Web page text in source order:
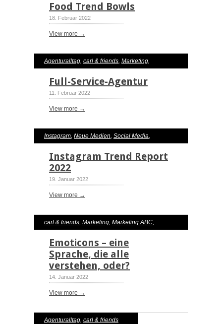
Food Trend Bowls
18. Februar 2022
View more →
Agenturalltag, carl & friends, Marketing,
Marketing ABC
Full-Service-Agentur
11. Februar 2022
View more →
Instagram, Neue Medien, Social Media,
Instagram Trend Report
2022
19. Januar 2022
View more →
carl & friends, Marketing, Marketing ABC,
, ,
Emoticons – eine
Sprache, die alle
verstehen, oder?
14. Januar 2022
View more →
Agenturalltag, carl & friends